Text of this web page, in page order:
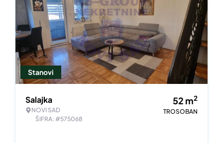
Stanovi
Salajka
NOVI SAD
ŠIFRA: #575068
52 m2
TROSOBAN